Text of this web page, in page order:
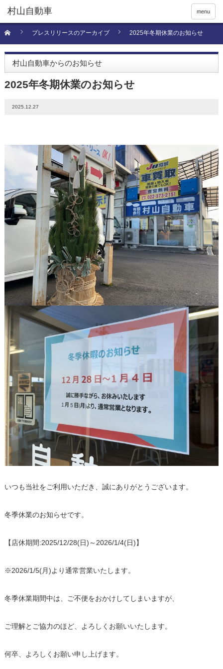
menu
プレスリリースのアーカイブ 2025年冬期休業のお知らせ
村山自動車からのお知らせ
2025年冬期休業のお知らせ
2025.12.27
いつも当社をご利用いただき、誠にありがとうございます。
冬季休業のお知らせです。
【店休期間:2025/12/28(日)～2026/1/4(日)】
※2026/1/5(月)より通常営業いたします。
冬季休業期間中は、ご不便をおかけしてしまいますが、
ご理解とご協力のほど、よろしくお願いいたします。
何卒、よろしくお願い申し上げます。